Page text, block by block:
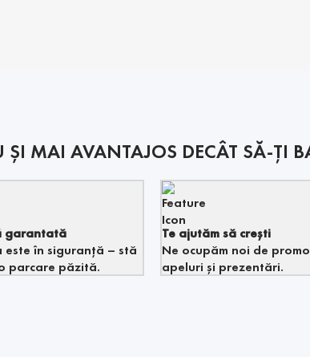
MAI AVANTAJOS DECÂT SĂ-ȚI
garantată
este în siguranță – stă
parcare păzită.
Te ajutăm să crești
Ne ocupăm noi de
apeluri și prezentări.